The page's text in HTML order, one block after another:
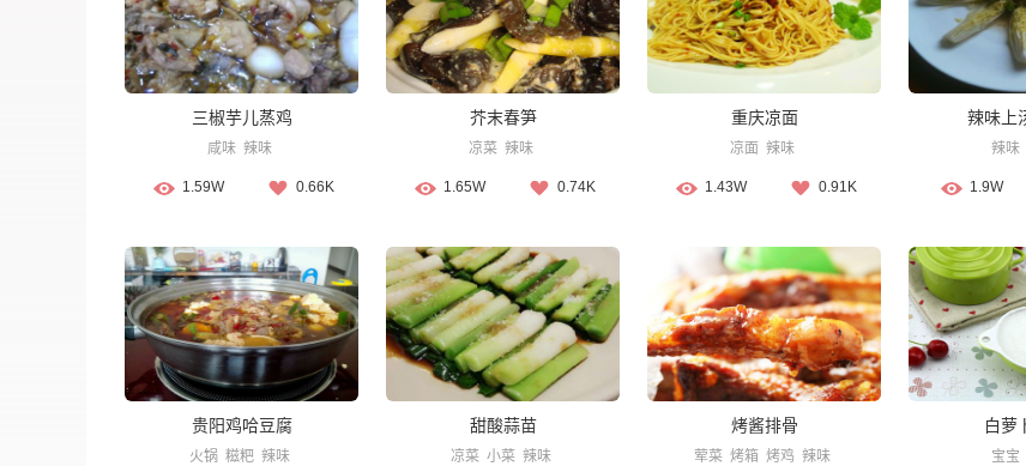
三椒芋儿蒸鸡
咸味 辣味
1.59W 0.66K
芥末春笋
凉菜 辣味
1.65W 0.74K
重庆凉面
凉面 辣味
1.43W 0.91K
辣味上
辣味
1.9W
贵阳鸡哈豆腐
火锅 糍粑 辣味
甜酸蒜苗
凉菜 小菜 辣味
烤酱排骨
荤菜 烤箱 烤鸡 辣味
白萝
宝宝